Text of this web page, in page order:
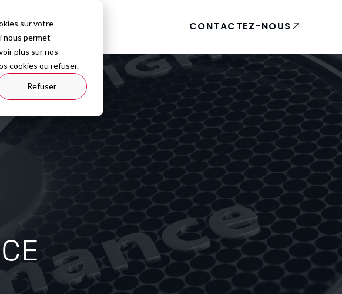
sur votre
nous permet
plus sur nos
cookies ou refuser.
Refuser
CONTACTEZ-NOUS